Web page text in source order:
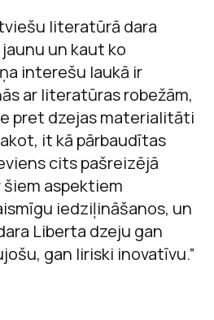
literatūrā dara
un kaut ko
interešu laukā ir
ar literatūras robežām,
pret dzejas materialitāti
it kā pārbaudītas
cits pašreizējā
aspektiem
iedziļināšanos, un
Liberta dzeju gan
gan liriski inovatīvu.”